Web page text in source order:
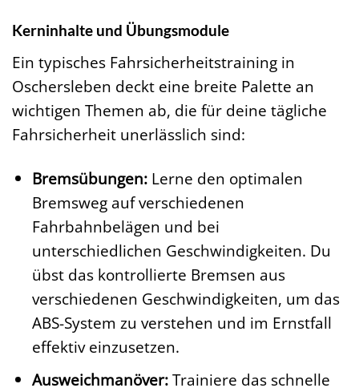
Kerninhalte und Übungsmodule
Ein typisches Fahrsicherheitstraining in
Oschersleben deckt eine breite Palette an
wichtigen Themen ab, die für deine tägliche
Fahrsicherheit unerlässlich sind:
Bremsübungen:Lerne den optimalen
Bremsweg auf verschiedenen
Fahrbahnbelägen und bei
unterschiedlichen Geschwindigkeiten. Du
übst das kontrollierte Bremsen aus
verschiedenen Geschwindigkeiten, um das
ABS-System zu verstehen und im Ernstfall
effektiv einzusetzen.
Ausweichmanöver:Trainiere das schnelle